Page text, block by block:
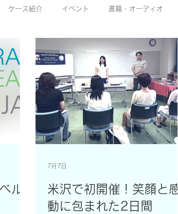
ケース紹介 イベント 書籍・オーディオ
ング サービス（慈善活動） ビジネス
ル
米沢で初開催！笑顔と感
動に包まれた2日間
7月7日